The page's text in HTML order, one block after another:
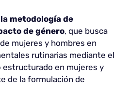
la metodología de
de género, que busca
mujeres y hombres en
rutinarias mediante el
estructurado en mujeres y
de la formulación de